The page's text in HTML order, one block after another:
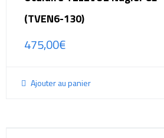
(TVEN6-130)
475,00€
Ajouter au panier